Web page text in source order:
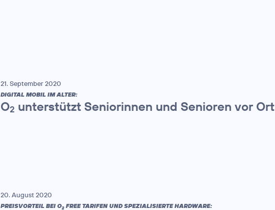
21. September 2020
DIGITAL MOBIL IM ALTER:
O2 unterstützt Seniorinnen und Senioren vor
20. August 2020
PREISVORTEIL BEI O2 FREE TARIFEN UND SPEZIALISIERTE HARDWARE: